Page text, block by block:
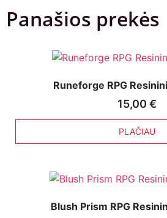
Panašios prekės
Runeforge RPG
15,00 €
PLAČIAU
Blush Prism RPG